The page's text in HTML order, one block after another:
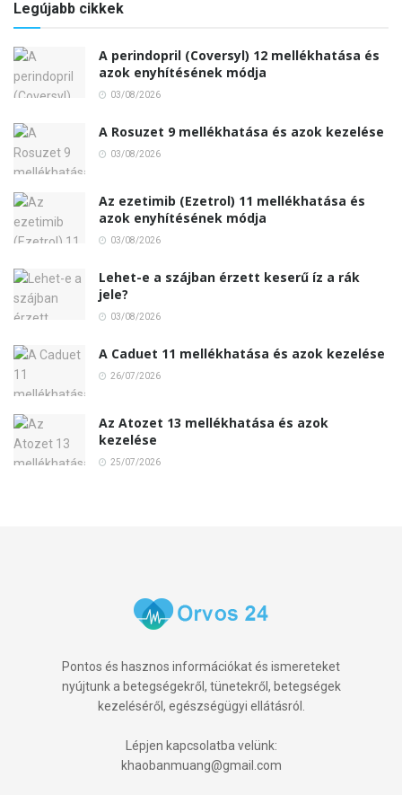
Legújabb cikkek
A perindopril (Coversyl) 12 mellékhatása és
azok enyhítésének módja
03/08/2026
A Rosuzet 9 mellékhatása és azok kezelése
03/08/2026
Az ezetimib (Ezetrol) 11 mellékhatása és
azok enyhítésének módja
03/08/2026
Lehet-e a szájban érzett keserű íz a rák
jele?
03/08/2026
A Caduet 11 mellékhatása és azok kezelése
26/07/2026
Az Atozet 13 mellékhatása és azok
kezelése
25/07/2026
Pontos és hasznos információkat és ismereteket
nyújtunk a betegségekről, tünetekről, betegségek
kezeléséről, egészségügyi ellátásról.
Lépjen kapcsolatba velünk:
khaobanmuang@gmail.com